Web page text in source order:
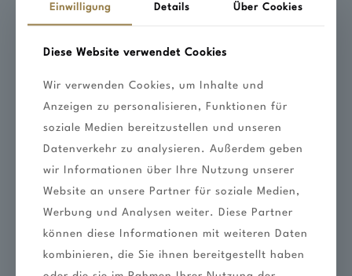
Team.
ÄHNLICHE PRODUKTE
Einwilligung Details Über Cookies
Diese Website verwendet Cookies
Wir verwenden Cookies, um Inhalte und
Anzeigen zu personalisieren, Funktionen für
soziale Medien bereitzustellen und unseren
Datenverkehr zu analysieren. Außerdem geben
wir Informationen über Ihre Nutzung unserer
Website an unsere Partner für soziale Medien,
Werbung und Analysen weiter. Diese Partner
können diese Informationen mit weiteren Daten
kombinieren, die Sie ihnen bereitgestellt haben